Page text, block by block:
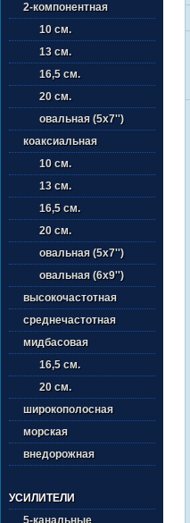
2-компонентная
10 см.
13 см.
16,5 см.
20 см.
овальная (5х7'')
коаксиальная
10 см.
13 см.
16,5 см.
20 см.
овальная (5х7'')
овальная (6х9'')
высокочастотная
среднечастотная
мидбасовая
16,5 см.
20 см.
широкополосная
морская
внедорожная
УСИЛИТЕЛИ
5-канальные